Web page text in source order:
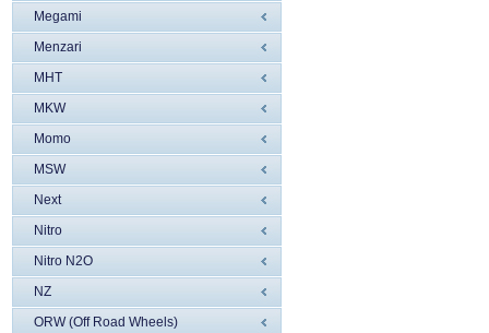
Megami
Menzari
MHT
MKW
Momo
MSW
Next
Nitro
Nitro N2O
NZ
ORW (Off Road Wheels)